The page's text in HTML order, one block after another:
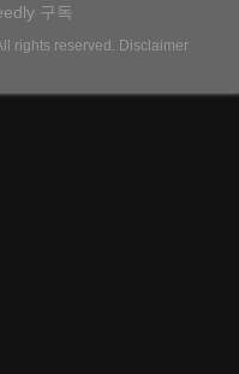
구독
rights reserved. Disclaimer